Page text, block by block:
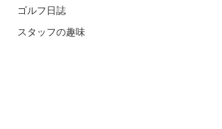
ゴルフ日誌
スタッフの趣味